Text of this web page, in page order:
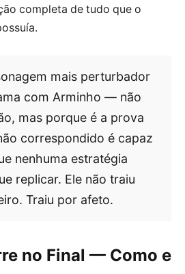
completa de tudo que o
mais perturbador
com Arminho — não
mas porque é a prova
correspondido é capaz
nenhuma estratégia
replicar. Ele não traiu
Traiu por afeto.
no Final — Como e